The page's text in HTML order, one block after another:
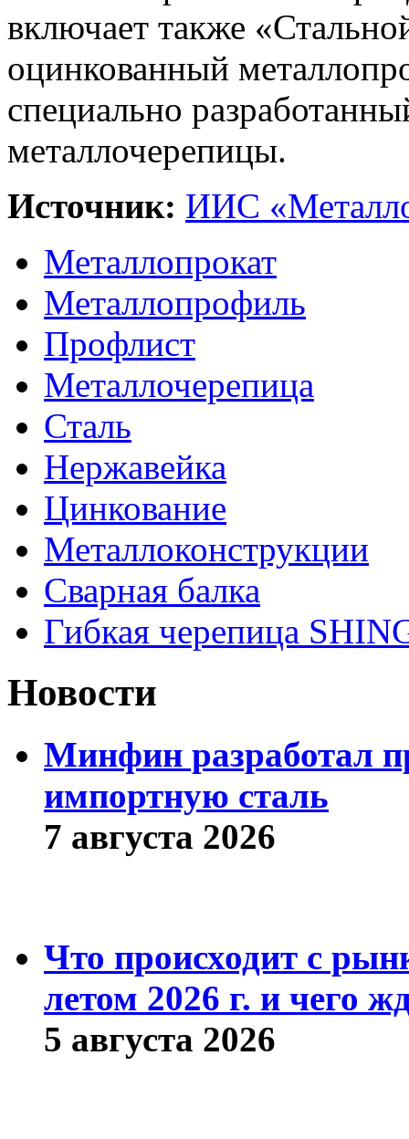
включает также
оцинкованный
специально
металлочерепицы.
Источник: ИИС
Металлопрокат
Металлопрофиль
Профлист
Металлочерепица
Сталь
Нержавейка
Цинкование
Металлоконструкции
Сварная балка
Гибкая черепица
Новости
Минфин разработал
импортную сталь
7 августа 2026
Что происходит с
летом 2026 г. и чего
5 августа 2026